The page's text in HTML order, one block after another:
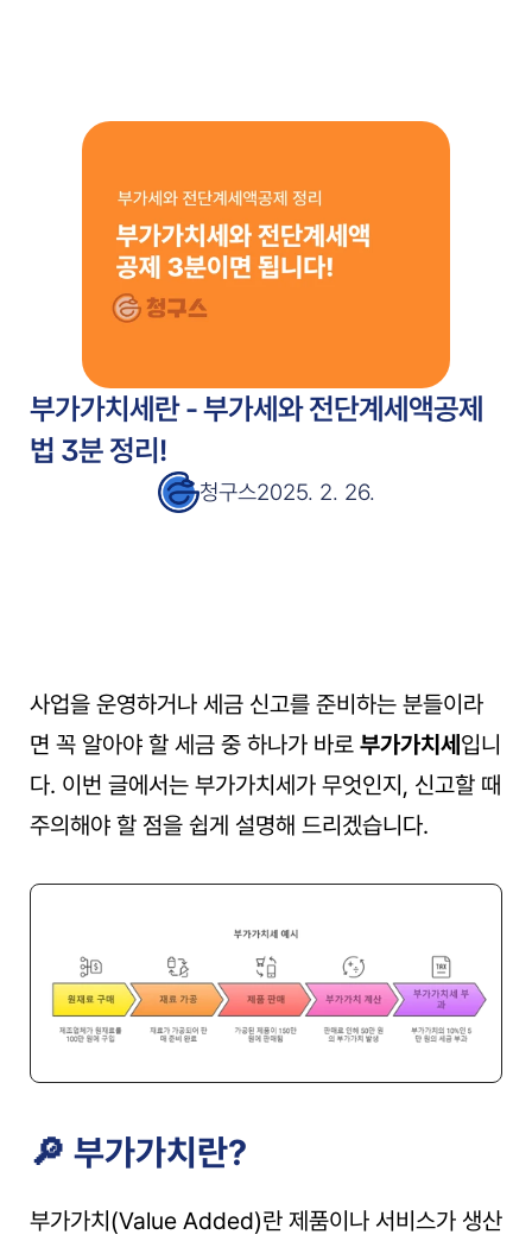
부가가치세란 - 부가세와 전단계세액공제
법 3분 정리!
청구스2025. 2. 26.
사업을 운영하거나 세금 신고를 준비하는 분들이라
면 꼭 알아야 할 세금 중 하나가 바로 부가가치세 입니
다. 이번 글에서는 부가가치세가 무엇인지, 신고할 때
주의해야 할 점을 쉽게 설명해 드리겠습니다.
🔎 부가가치란?
부가가치(Value Added)란 제품이나 서비스가 생산
고객 사례
고객 사례
서비스 소개서
서비스 소개서
블로그
블로그
가격 안내